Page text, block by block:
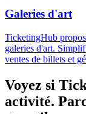
Galeries d'art
TicketingHub
galeries d'art.
ventes de billets et
Voyez si
activité.